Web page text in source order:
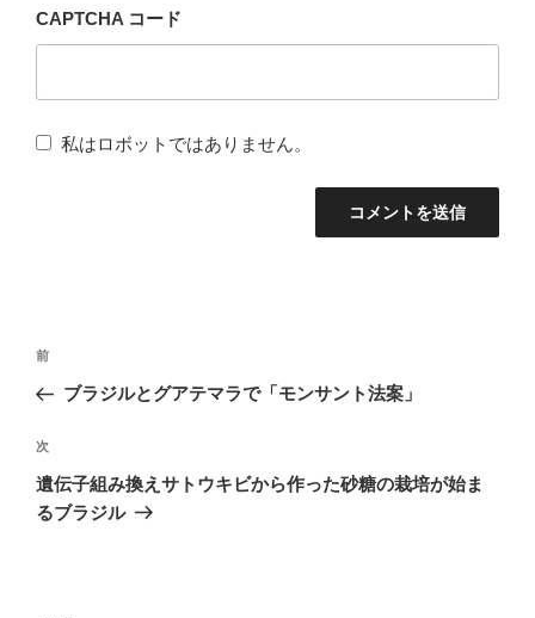
CAPTCHA コード
私はロボットではありません。
投
稿
ビ
ゲ
ー
前
の
稿
前
ブラジルとグアテマラで「モンサント法案」
次
の
投
次
遺伝子組み換えサトウキビから作った砂糖の栽培が始ま
るブラジル